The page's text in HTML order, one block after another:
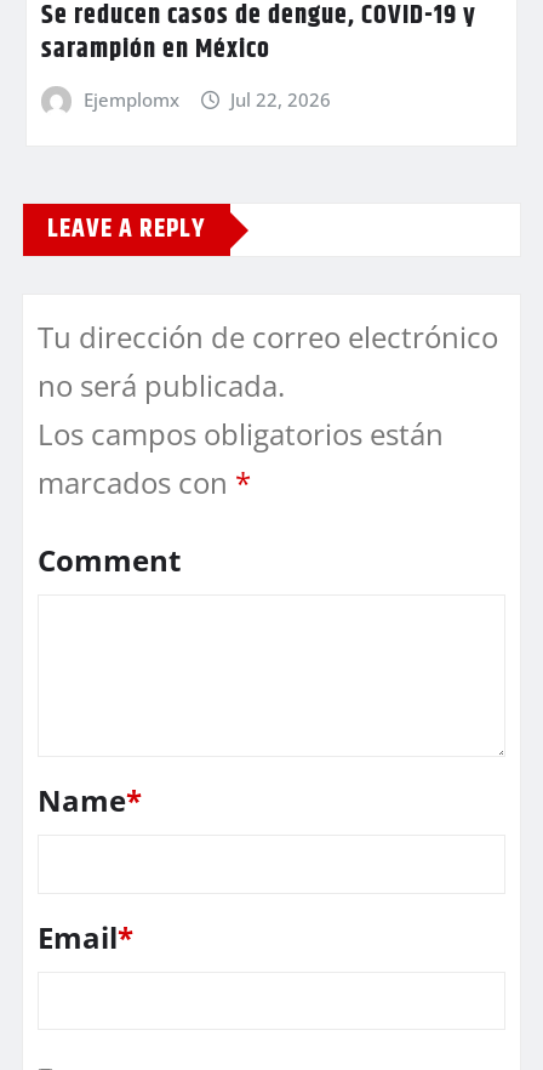
Se reducen casos de dengue, COVID-19 y
sarampión en México
Ejemplomx Jul 22, 2026
LEAVE A REPLY
Tu dirección de correo electrónico
no será publicada.
Los campos obligatorios están
marcados con *
Comment
Name*
Email*